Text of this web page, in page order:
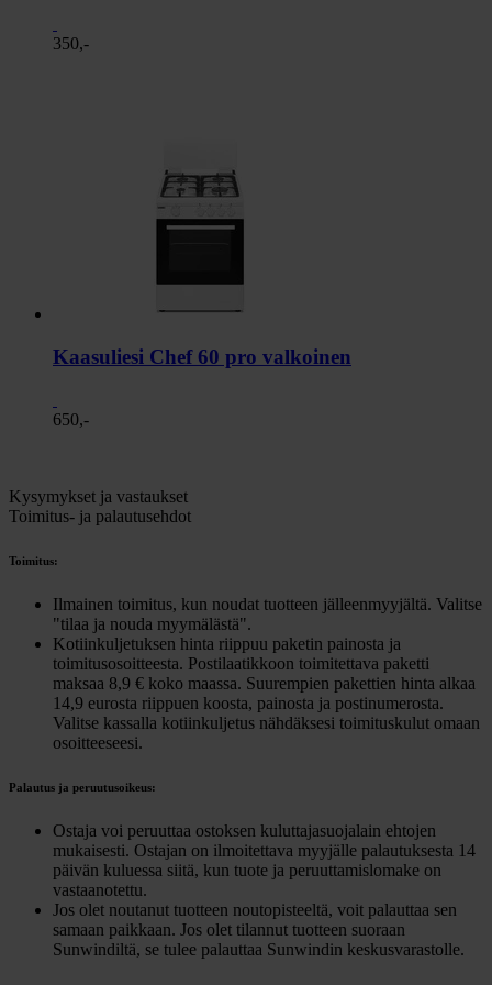
350,-
Kaasuliesi Chef 60 pro valkoinen
650,-
Kysymykset ja vastaukset
Toimitus- ja palautusehdot
Toimitus:
Ilmainen toimitus, kun noudat tuotteen jälleenmyyjältä. Valitse
"tilaa ja nouda myymälästä".
Kotiinkuljetuksen hinta riippuu paketin painosta ja
toimitusosoitteesta. Postilaatikkoon toimitettava paketti
maksaa 8,9 € koko maassa. Suurempien pakettien hinta alkaa
14,9 eurosta riippuen koosta, painosta ja postinumerosta.
Valitse kassalla kotiinkuljetus nähdäksesi toimituskulut omaan
osoitteeseesi.
Palautus ja peruutusoikeus:
Ostaja voi peruuttaa ostoksen kuluttajasuojalain ehtojen
mukaisesti. Ostajan on ilmoitettava myyjälle palautuksesta 14
päivän kuluessa siitä, kun tuote ja peruuttamislomake on
vastaanotettu.
Jos olet noutanut tuotteen noutopisteeltä, voit palauttaa sen
samaan paikkaan. Jos olet tilannut tuotteen suoraan
Sunwindiltä, se tulee palauttaa Sunwindin keskusvarastolle.